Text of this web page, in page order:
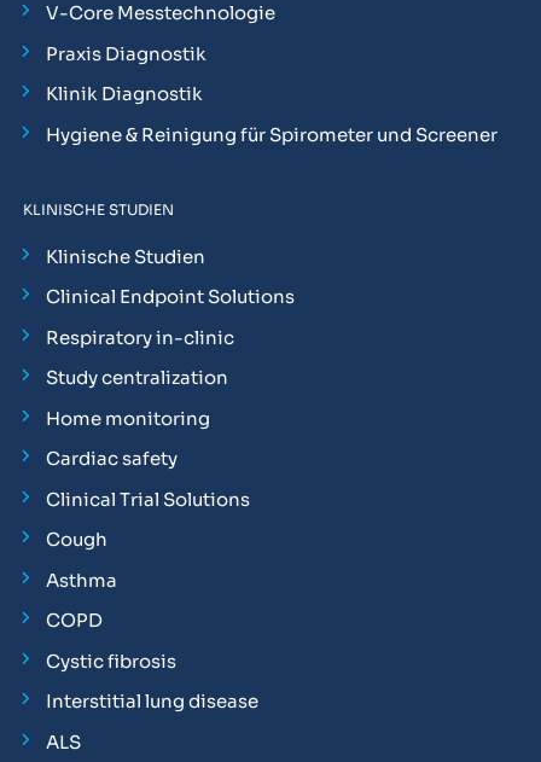
V-Core Messtechnologie
Praxis Diagnostik
Klinik Diagnostik
Hygiene & Reinigung für Spirometer und Screener
KLINISCHE STUDIEN
Klinische Studien
Clinical Endpoint Solutions
Respiratory in-clinic
Study centralization
Home monitoring
Cardiac safety
Clinical Trial Solutions
Cough
Asthma
COPD
Cystic fibrosis
Interstitial lung disease
ALS